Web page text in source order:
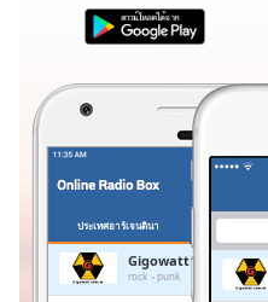
Seek to
live,
behind
Remaining
ประเทศอาร์เจนตินา
Gigowatt Rock Radio
rock punk